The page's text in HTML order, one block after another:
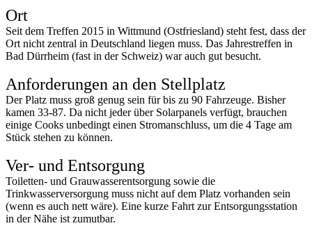
Ort
Seit dem Treffen 2015 in Wittmund (Ostfriesland) steht fest, dass der
Ort nicht zentral in Deutschland liegen muss. Das Jahrestreffen in
Bad Dürrheim (fast in der Schweiz) war auch gut besucht.
Anforderungen an den Stellplatz
Der Platz muss groß genug sein für bis zu 90 Fahrzeuge. Bisher
kamen 33-87. Da nicht jeder über Solarpanels verfügt, brauchen
einige Cooks unbedingt einen Stromanschluss, um die 4 Tage am
Stück stehen zu können.
Ver- und Entsorgung
Toiletten- und Grauwasserentsorgung sowie die
Trinkwasserversorgung muss nicht auf dem Platz vorhanden sein
(wenn es auch nett wäre). Eine kurze Fahrt zur Entsorgungsstation
in der Nähe ist zumutbar.